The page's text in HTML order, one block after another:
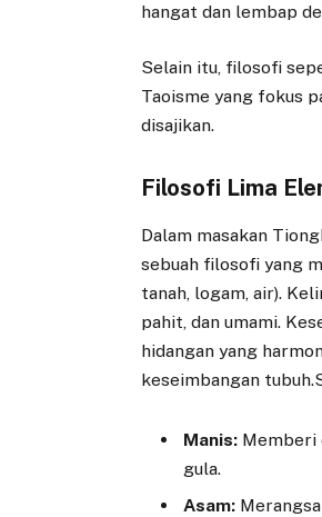
hangat dan lembap
Selain itu, filosofi
Taoisme yang fokus
disajikan.
Filosofi Lima
Dalam masakan
sebuah filosofi yang
tanah, logam, air).
pahit, dan umami.
hidangan yang
keseimbangan
Manis: Memberi
gula.
Asam: